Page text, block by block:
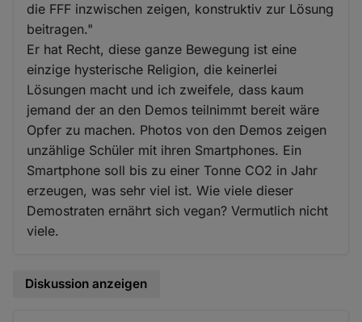
die FFF inzwischen zeigen, konstruktiv zur Lösung
beitragen."
Er hat Recht, diese ganze Bewegung ist eine
einzige hysterische Religion, die keinerlei
Lösungen macht und ich zweifele, dass kaum
jemand der an den Demos teilnimmt bereit wäre
Opfer zu machen. Photos von den Demos zeigen
unzählige Schüler mit ihren Smartphones. Ein
Smartphone soll bis zu einer Tonne CO2 in Jahr
erzeugen, was sehr viel ist. Wie viele dieser
Demostraten ernährt sich vegan? Vermutlich nicht
viele.
Diskussion anzeigen